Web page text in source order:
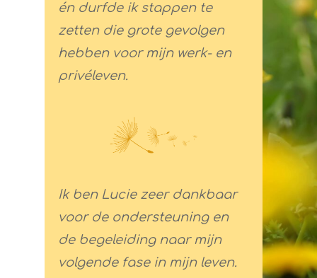
én durfde ik stappen te
zetten die grote gevolgen
hebben voor mijn werk- en
privéleven.
Ik ben Lucie zeer dankbaar
voor de ondersteuning en
de begeleiding naar mijn
volgende fase in mijn leven.